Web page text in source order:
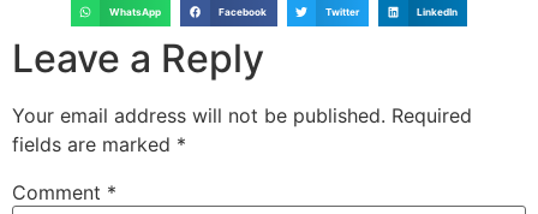
WhatsApp Facebook Twitter LinkedIn
Leave a Reply
Your email address will not be published. Required
fields are marked *
Comment *